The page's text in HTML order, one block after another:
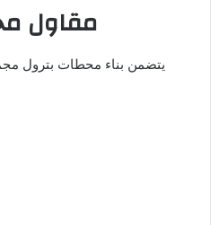
مقاول
يتضمن بناء محطات بترول